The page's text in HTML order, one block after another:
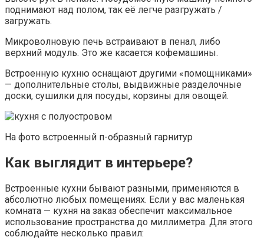
поднимают над полом, так её легче разгружать /
загружать.
Микроволновую печь встраивают в пенал, либо
верхний модуль. Это же касается кофемашины.
Встроенную кухню оснащают другими «помощниками»
— дополнительные столы, выдвижные разделочные
доски, сушилки для посуды, корзины для овощей.
На фото встроенный п-образный гарнитур
Как выглядит в интерьере?
Встроенные кухни бывают разными, применяются в
абсолютно любых помещениях. Если у вас маленькая
комната — кухня на заказ обеспечит максимальное
использование пространства до миллиметра. Для этого
соблюдайте несколько правил: